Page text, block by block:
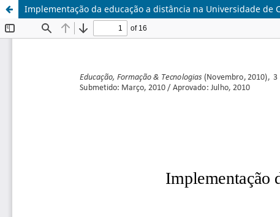
Implementação da educação a distância na Universidade de